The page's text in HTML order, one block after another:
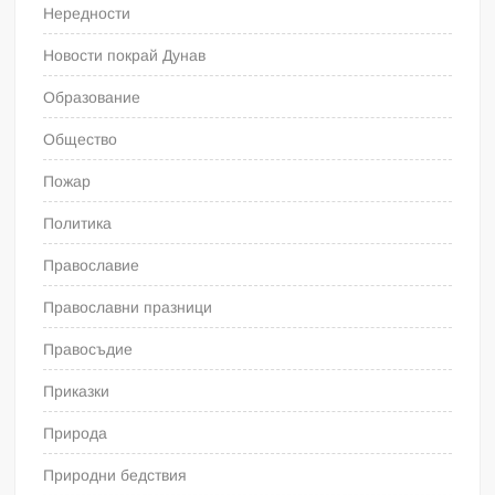
Нередности
Новости покрай Дунав
Образование
Общество
Пожар
Политика
Православие
Православни празници
Правосъдие
Приказки
Природа
Природни бедствия